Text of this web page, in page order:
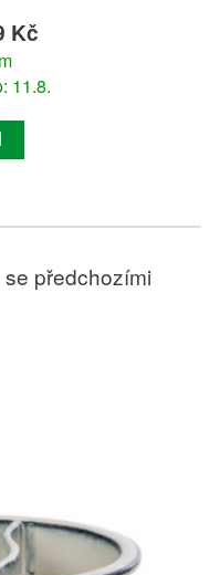
Kč
11.8.
předchozími